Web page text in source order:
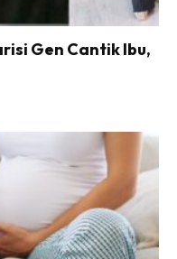
Gen Cantik Ibu,